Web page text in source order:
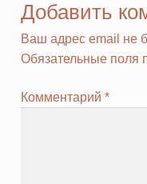
Добавить
Ваш адрес email не
Обязательные поля
Комментарий *